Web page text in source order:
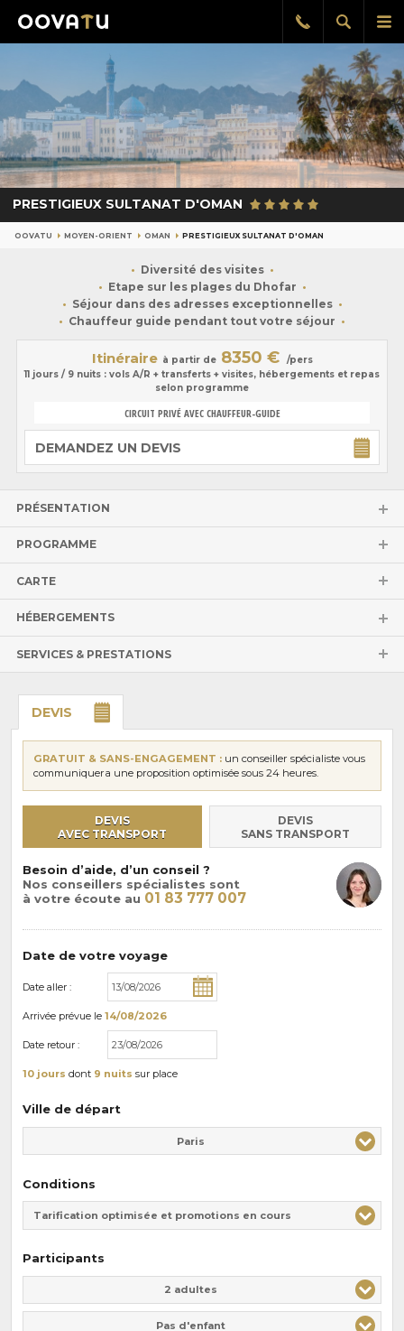
le
Afficher
la
Rappel
gratuit
PRESTIGIEUX SULTANAT D'OMAN
OOVATU MOYEN-ORIENT OMAN PRESTIGIEUX SULTANAT D'OMAN
Diversité des visites
Etape sur les plages du Dhofar
Séjour dans des adresses exceptionnelles
Chauffeur guide pendant tout votre séjour
Itinéraire à partir de 8350 €
/pers
11 jours / 9 nuits : vols A/R + transferts + visites, hébergements et repas
selon programme
CIRCUIT PRIVÉ AVEC CHAUFFEUR-GUIDE
DEMANDEZ UN DEVIS
PRÉSENTATION
PROGRAMME
CARTE
HÉBERGEMENTS
SERVICES & PRESTATIONS
DEVIS
GRATUIT & SANS-ENGAGEMENT : un conseiller spécialiste vous
communiquera une proposition optimisée sous 24 heures.
DEVIS
AVEC TRANSPORT
DEVIS
SANS TRANSPORT
Besoin d’aide, d’un conseil ?
Nos conseillers spécialistes sont
à votre écoute au 01 83 777 007
Date de votre voyage
Date aller :
Arrivée prévue le 14/08/2026
Date retour :
10 jours dont 9 nuits sur place
Ville de départ
Paris
Conditions
Tarification optimisée et promotions en cours
Participants
2 adultes
Pas d'enfant